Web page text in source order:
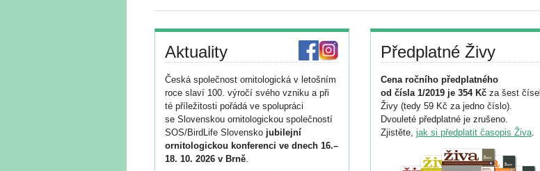
Aktuality
Česká společnost ornitologická v letošním
roce slaví 100. výročí svého vzniku a při
té příležitosti pořádá ve spolupráci
se Slovenskou ornitologickou společností
SOS/BirdLife Slovensko jubilejní
ornitologickou konferenci ve dnech 16.–
18. 10. 2026 v Brně.
Předplatné Živy
Cena ročního předplatného
od čísla 1/2019 je 354 Kč za šest čísel
Živy (tedy 59 Kč za jedno číslo).
Dvouleté předplatné je zrušeno.
Zjistěte, jak si předplatit časopis Živa.